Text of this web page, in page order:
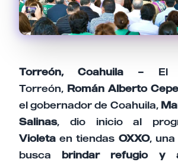
Torreón, Coahuila – El
Torreón, Román Alberto
el gobernador de Coahuila,
Salinas, dio inicio al
Violeta en tiendas OXXO, una
busca brindar refugio y
Cancelar Enviar